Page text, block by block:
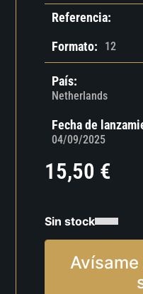
Referencia:
Formato:
12
País:
Netherlands
Fecha de
04/09/2025
15,50 €
Sin stock